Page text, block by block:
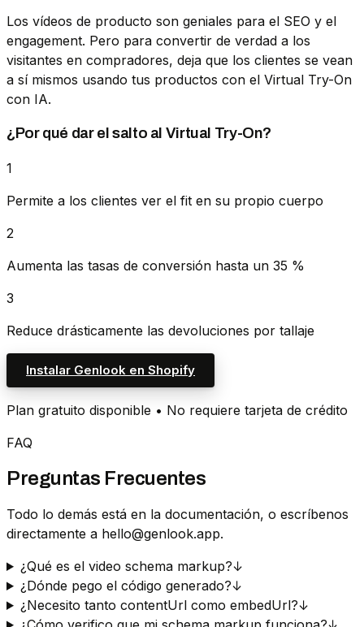
Los vídeos de producto son geniales para el SEO y el
engagement. Pero para convertir de verdad a los
visitantes en compradores, deja que los clientes se vean
a sí mismos usando tus productos con el Virtual Try-On
con IA.
¿Por qué dar el salto al Virtual Try-On?
1
Permite a los clientes ver el fit en su propio cuerpo
2
Aumenta las tasas de conversión hasta un 35 %
3
Reduce drásticamente las devoluciones por tallaje
Instalar Genlook en Shopify
Plan gratuito disponible • No requiere tarjeta de crédito
FAQ
Preguntas Frecuentes
Todo lo demás está en la documentación, o escríbenos
directamente a hello@genlook.app.
¿Qué es el video schema markup?↓
¿Dónde pego el código generado?↓
¿Necesito tanto contentUrl como embedUrl?↓